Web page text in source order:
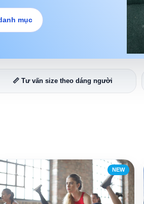
mục
📏 Tư vấn size theo dáng người
NEW